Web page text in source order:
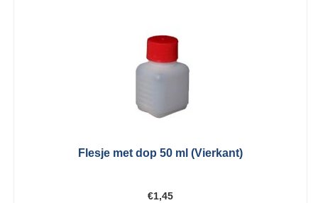
Flesje met dop 50 ml (Vierkant)
€1,45